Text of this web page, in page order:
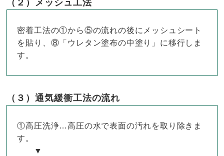
（２）メッシュ工法
密着工法の①から⑤の流れの後にメッシュシート
を貼り、⑧「ウレタン塗布の中塗り」に移行しま
す。
（３）通気緩衝工法の流れ
①高圧洗浄…高圧の水で表面の汚れを取り除きま
す。
▼